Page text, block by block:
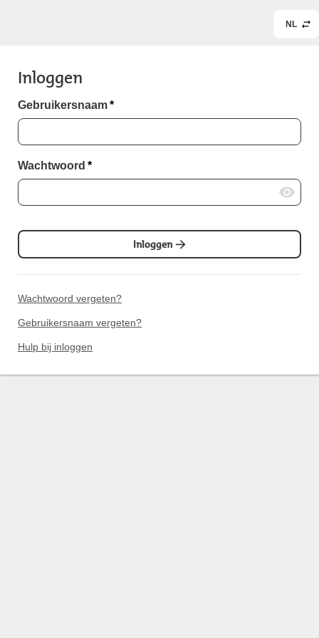
NL
Inloggen
Gebruikersnaam*
Wachtwoord *
Inloggen
Wachtwoord vergeten?
Gebruikersnaam vergeten?
Hulp bij inloggen